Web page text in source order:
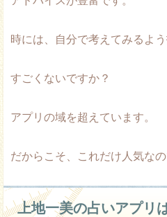
時には、自分で考えてみるよう
すごくないですか？
アプリの域を超えています。
だからこそ、これだけ人気なの
上地一美の占いアプリ